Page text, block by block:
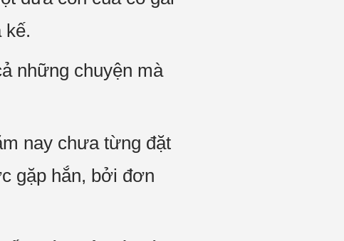
kế.
những chuyện mà
nay chưa từng đặt
gặp hắn, bởi đơn